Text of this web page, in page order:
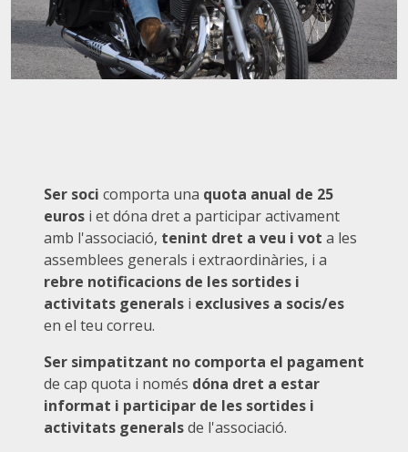
Ser soci comporta una quota anual de 25
euros i et dóna dret a participar activament
amb l'associació, tenint dret a veu i vot a les
assemblees generals i extraordinàries, i a
rebre notificacions de les sortides i
activitats generals i exclusives a socis/es
en el teu correu.
Ser simpatitzant no comporta el pagament
de cap quota i només dóna dret a estar
informat i participar de les sortides i
activitats generalsde l'associació.